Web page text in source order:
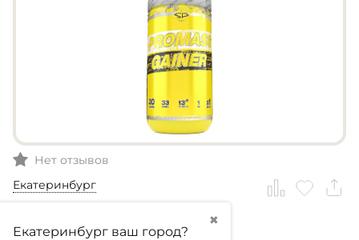
Нет отзывов
Екатеринбург
✖
Екатеринбург ваш город?
2 299,99₽